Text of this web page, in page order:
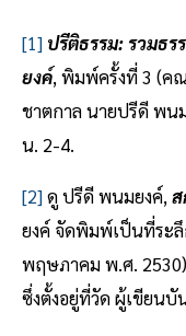
[1] ปรีติธรรม: รวมธ
ยงค์, พิมพ์ครั้งที่ 3 (ค
ชาตกาล นายปรีดี พน
น. 2-4.
[2]ดู ปรีดี พนมยงค์,
ยงค์ จัดพิมพ์เป็นที่ระ
พฤษภาคม พ.ศ.
ซึ่งตั้งอยู่ที่วัด ผู้เขียน